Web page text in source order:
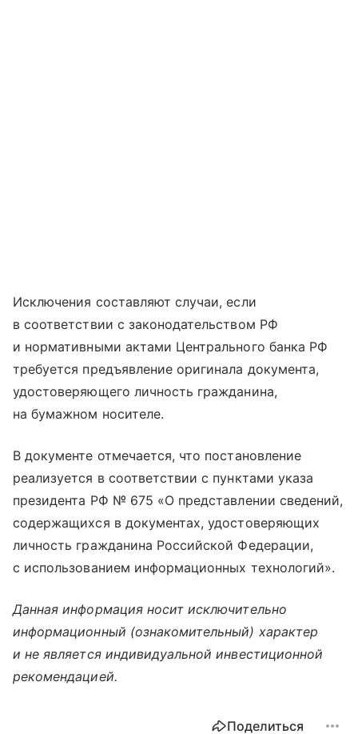
Исключения составляют случаи, если
в соответствии с законодательством РФ
и нормативными актами Центрального банка РФ
требуется предъявление оригинала документа,
удостоверяющего личность гражданина,
на бумажном носителе.
В документе отмечается, что постановление
реализуется в соответствии с пунктами указа
президента РФ № 675 «О представлении сведений,
содержащихся в документах, удостоверяющих
личность гражданина Российской Федерации,
с использованием информационных технологий».
Данная информация носит исключительно
информационный (ознакомительный) характер
и не является индивидуальной инвестиционной
рекомендацией.
Поделиться